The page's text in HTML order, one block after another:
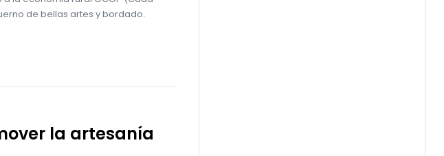
de bellas artes y bordado.
la artesanía